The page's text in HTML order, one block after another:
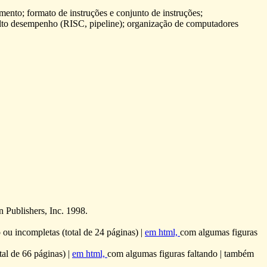
formato de instruções e conjunto de instruções;
desempenho (RISC, pipeline); organização de computadores
Inc. 1998.
incompletas (total de 24 páginas) | em html, com algumas figuras
de 66 páginas) | em html, com algumas figuras faltando | também